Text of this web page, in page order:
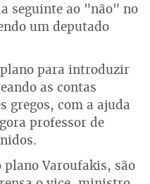
seguinte ao "não" no
um deputado
para introduzir
as contas
gregos, com a ajuda
professor de
Varoufakis, são